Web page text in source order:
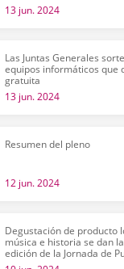
13 jun. 2024
Las Juntas Generales
equipos informáticos que
gratuita
13 jun. 2024
Resumen del pleno
12 jun. 2024
Degustación de producto
música e historia se dan
edición de la Jornada de
parlamento alavés